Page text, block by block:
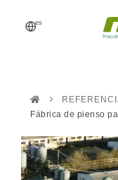
es
PROCESOS
PRODUCTOS
RECAMBIOS
Fábrica de pienso